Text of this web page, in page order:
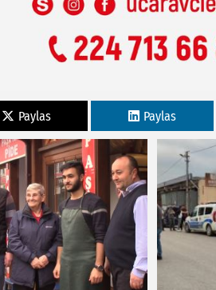
Paylas Paylas